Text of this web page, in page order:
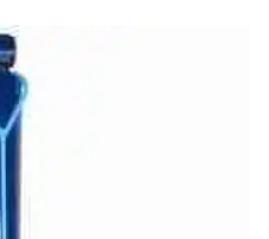
era:
$160.000.